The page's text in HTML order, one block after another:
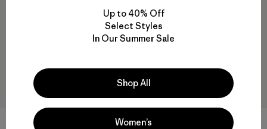
Up to 40% Off
Select Styles
In Our Summer Sale
Shop All
Women’s